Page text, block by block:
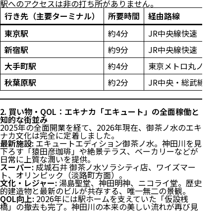
駅へのアクセスは非の打ち所がありません。
行き先（主要ターミナル）
所要時間
経由路線
東京駅
約4分
JR中央線快速（直
新宿駅
約9分
JR中央線快速（直
大手町駅
約4分
東京メトロ丸ノ内
秋葉原駅
約2分 JR中央・総武線（
2. 買い物・QOL：エキナカ「エキュート」の全面稼働と
知的な街並み
2025年の全面開業を経て、2026年現在、御茶ノ水のエキ
ナカ文化は完全に定着しました。
最新施設: エキュートエディション御茶ノ水。神田川を見
下ろす「猿田彦珈琲」や絶景テラス、ベーカリーなどが
日常に上質な潤いを提供。
スーパー:成城石井 御茶ノ水ソラシティ店、ワイズマー
ト、オリンピック（淡路町方面）。
文化・レジャー:湯島聖堂、神田明神、ニコライ堂。歴史
的建造物と最新のビルが共存する、唯一無二の景観。
QOL向上:2026年には駅ホームを支えていた「仮設桟
橋」の撤去も完了。神田川の本来の美しい流れが再び見